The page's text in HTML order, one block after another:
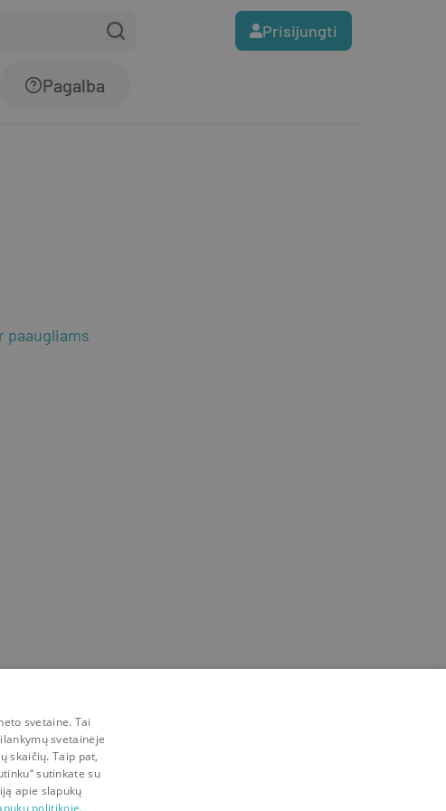
Prisijungti
Pagalba
paaugliams
svetaine. Tai
svetainėje
skaičių. Taip pat,
sutinkate su
apie slapukų
politikoje.